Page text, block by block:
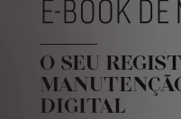
E-BOOK
O SEU
DIGITAL